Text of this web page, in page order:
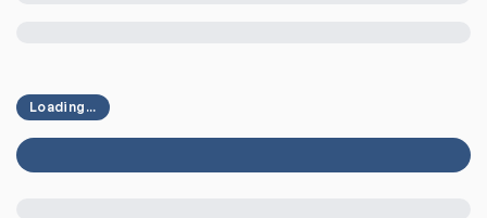
Loading...